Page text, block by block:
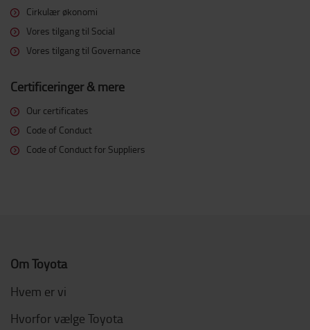
Cirkulær økonomi
Vores tilgang til Social
Vores tilgang til Governance
Certificeringer & mere
Our certificates
Code of Conduct
Code of Conduct for Suppliers
Om Toyota
Hvem er vi
Hvorfor vælge Toyota